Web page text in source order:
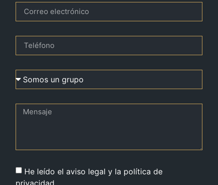
He leído el aviso legal y la política de
privacidad